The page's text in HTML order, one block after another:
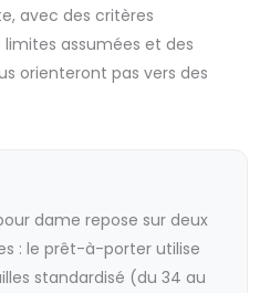
avec des critères
assumées et des
orienteront pas vers des
dame repose sur deux
: le prêt-à-porter utilise
standardisé (du 34 au